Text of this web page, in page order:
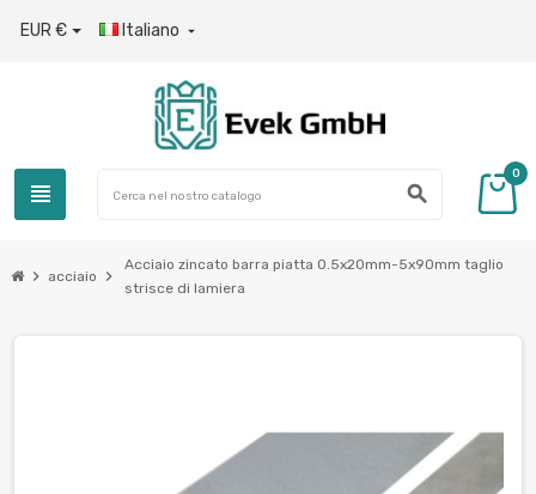
EUR € Italiano 
view_headline search
0
chevron_right acciaio chevron_right
Acciaio zincato barra piatta 0.5x20mm-5x90mm taglio
strisce di lamiera